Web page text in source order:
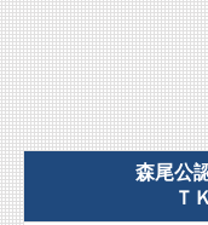
森尾公
Ｔ